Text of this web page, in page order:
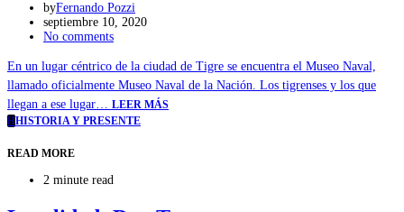
byFernando Pozzi
septiembre 10, 2020
No comments
En un lugar céntrico de la ciudad de Tigre se encuentra el Museo Naval,
llamado oficialmente Museo Naval de la Nación. Los tigrenses y los que
llegan a ese lugar… LEER MÁS
HHISTORIA Y PRESENTE
READ MORE
2 minute read